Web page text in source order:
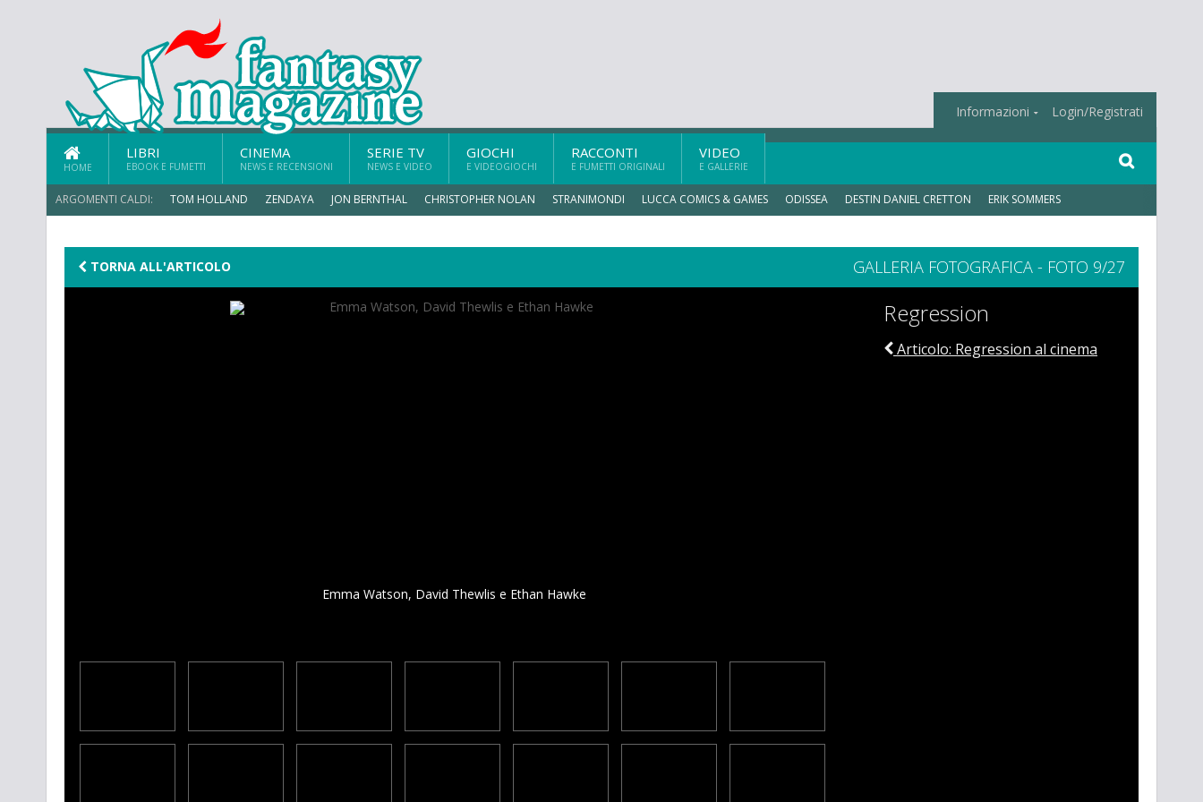
Informazioni Login/Registrati
HOME
LIBRI
EBOOK E FUMETTI
CINEMA
NEWS E RECENSIONI
SERIE TV
NEWS E VIDEO
GIOCHI
E VIDEOGIOCHI
RACCONTI
E FUMETTI ORIGINALI
VIDEO
E GALLERIE
ARGOMENTI CALDI: TOM HOLLAND ZENDAYA JON BERNTHAL CHRISTOPHER NOLAN STRANIMONDI LUCCA COMICS & GAMES ODISSEA DESTIN DANIEL CRETTON ERIK SOMMERS
GALLERIA FOTOGRAFICA - FOTO 9/27
TORNA ALL'ARTICOLO
Emma Watson, David Thewlis e Ethan Hawke
Regression
Articolo: Regression al cinema